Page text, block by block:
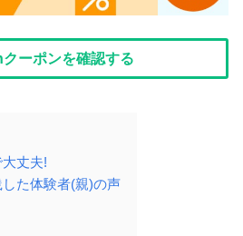
ーポンを確認する
丈夫!
た体験者(親)の声